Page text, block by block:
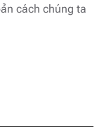
cách chúng ta